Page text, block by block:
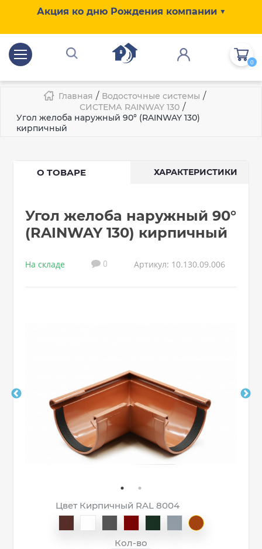
Акция ко дню Рождения компании ▼
0
Главная / Водосточные системы /
СИСТЕМА RAINWAY 130 /
Угол желоба наружный 90° (RAINWAY 130)
кирпичный
О ТОВАРЕ ХАРАКТЕРИСТИКИ
Угол желоба наружный 90°
(RAINWAY 130) кирпичный
На складе 0 Артикул: 10.130.09.006
Цвет Кирпичный RAL 8004
Кол-во